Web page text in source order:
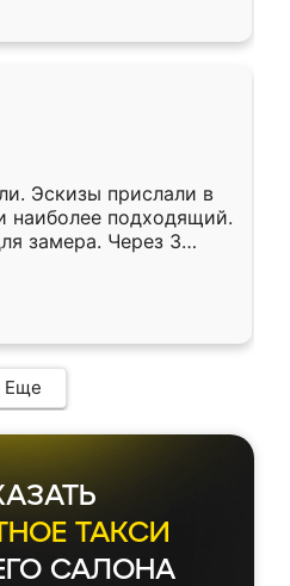
Эскизы прислали в
наиболее подходящий.
замера. Через 3
готова. Остались
Ренессанс
работу!
Еще
ТАКСИ
САЛОНА